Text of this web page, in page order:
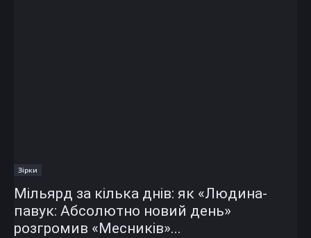
Зірки
Мільярд за кілька днів: як «Людина-
павук: Абсолютно новий день»
розгромив «Месників»...